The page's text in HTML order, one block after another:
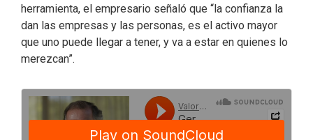
herramienta, el empresario señaló que “la confianza la
dan las empresas y las personas, es el activo mayor
que uno puede llegar a tener, y va a estar en quienes lo
merezcan”.